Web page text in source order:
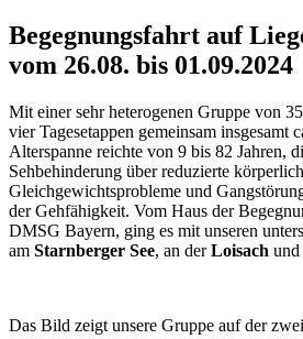
Begegnungsfahrt auf
vom 26.08. bis 01.09.2024
Mit einer sehr heterogenen Gruppe von
vier Tagesetappen gemeinsam insgesamt
Alterspanne reichte von 9 bis 82 Jahren,
Sehbehinderung über reduzierte
Gleichgewichtsprobleme und
der Gehfähigkeit. Vom Haus der
DMSG Bayern, ging es mit unseren
am Starnberger See, an derLoisach
Das Bild zeigt unsere Gruppe auf der